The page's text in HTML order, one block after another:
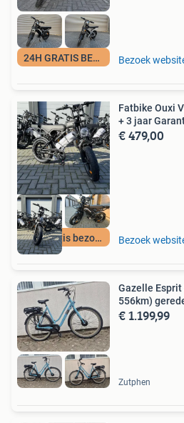
24H GRATIS BEZORGD Bezoek
24H gratis bezorgd
Fatbike Ouxi
+ 3 jaar
€ 479,00
Bezoek
Gazelle Esprit
556km)
€ 1.199,99
Zutphen